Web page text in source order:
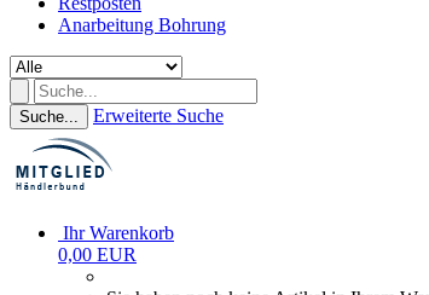
Anarbeitung Bohrung
Suche... Erweiterte Suche
Ihr Warenkorb
0,00 EUR